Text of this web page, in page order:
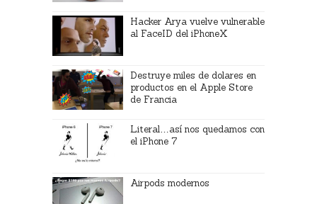
Hacker Arya vuelve vulnerable
al FaceID del iPhoneX
Destruye miles de dolares en
productos en el Apple Store
de Francia
Literal…así nos quedamos con
el iPhone 7
Airpods modernos